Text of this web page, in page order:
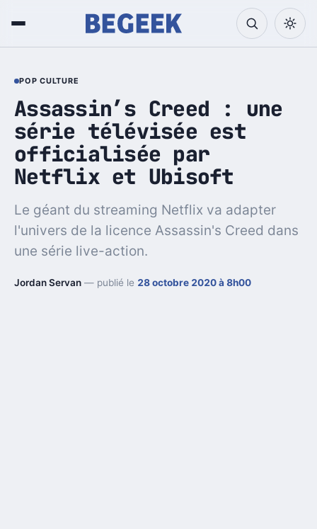
POP CULTURE
Assassin’s Creed : une
série télévisée est
officialisée par
Netflix et Ubisoft
Le géant du streaming Netflix va adapter
l'univers de la licence Assassin's Creed dans
une série live-action.
Jordan Servan — publié le 28 octobre 2020 à 8h00